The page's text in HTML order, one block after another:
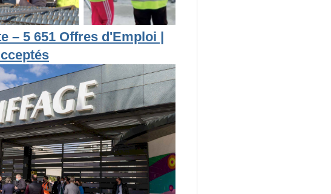
– 5 651 Offres d'Emploi |